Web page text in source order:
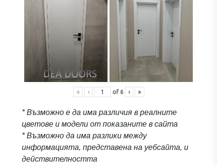
« ‹ of 6 › »
* Възможно е да има различия в реалните
цветове и модели от показаните в сайта
* Възможно да има разлики между
информацията, представена на уебсайта, и
действителността